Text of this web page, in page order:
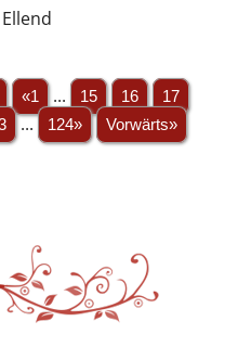
«1 ... 15 16
17
... 124» Vorwärts»